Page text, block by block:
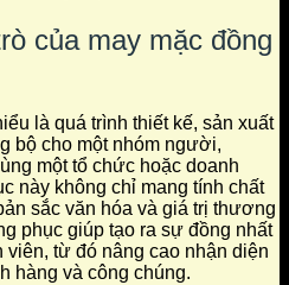
của may mặc đồng
là quá trình thiết kế, sản xuất
bộ cho một nhóm người,
một tổ chức hoặc doanh
này không chỉ mang tính chất
sắc văn hóa và giá trị thương
phục giúp tạo ra sự đồng nhất
từ đó nâng cao nhận diện
hàng và công chúng.